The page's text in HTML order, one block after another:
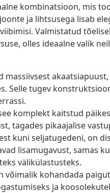
kombinatsioon, mis
ja lihtsusega lisab
Valmistatud
olles ideaalne valik
massiivsest
Selle tugev
komplekt kaitstud
tagades pikaajalise
kuni seljatugedeni, on
lisamugavust, samas
välikülastusteks.
võimalik kohandada
ja